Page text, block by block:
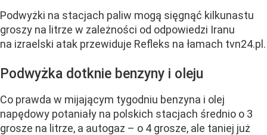
Podwyżki na stacjach paliw mogą sięgnąć kilkunastu
groszy na litrze w zależności od odpowiedzi Iranu
na izraelski atak przewiduje Refleks na łamach tvn24.pl.
Podwyżka dotknie benzyny i oleju
Co prawda w mijającym tygodniu benzyna i olej
napędowy potaniały na polskich stacjach średnio o 3
grosze na litrze, a autogaz – o 4 grosze, ale taniej już